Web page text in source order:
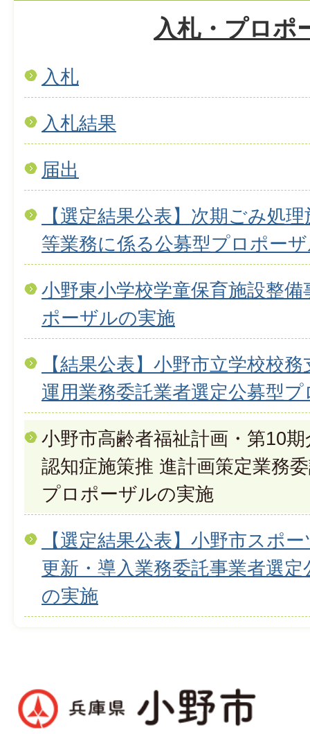
入札・プロポ
入札
入札結果
届出
【選定結果公表】次期ごみ処
等業務に係る公募型プロポー
小野東小学校学童保育施設整
ポーザルの実施
【結果公表】小野市立学校校
運用業務委託業者選定公募型
小野市高齢者福祉計画・第10
認知症施策推 進計画策定業務
プロポーザルの実施
【選定結果公表】小野市スポ
更新・導入業務委託事業者選
の実施